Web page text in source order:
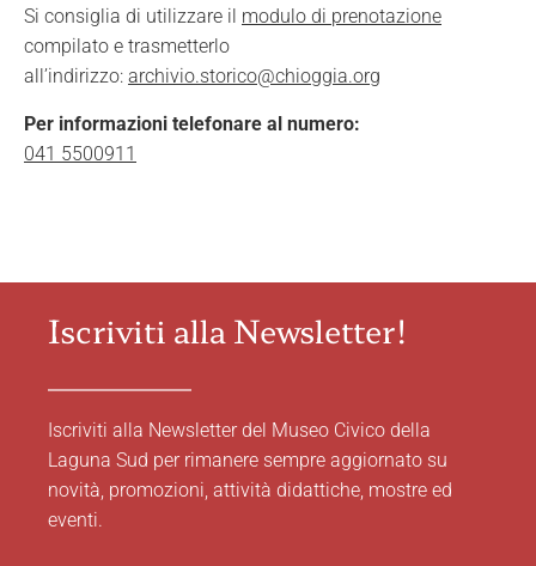
Si consiglia di utilizzare il modulo di prenotazione
compilato e trasmetterlo
all’indirizzo: archivio.storico@chioggia.org
Per informazioni telefonare al numero:
041 5500911
Iscriviti alla Newsletter!
Iscriviti alla Newsletter del Museo Civico della
Laguna Sud per rimanere sempre aggiornato su
novità, promozioni, attività didattiche, mostre ed
eventi.